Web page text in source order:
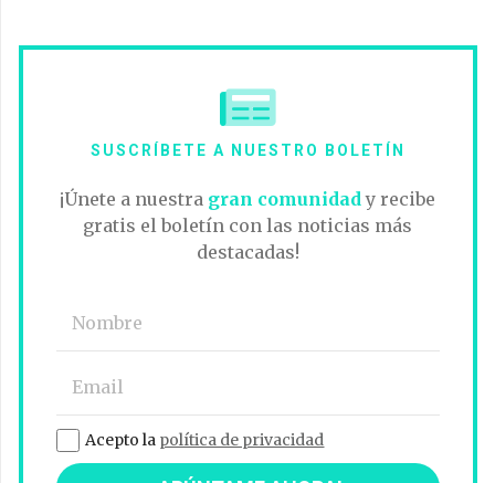
SUSCRÍBETE A NUESTRO BOLETÍN
¡Únete a nuestra gran comunidad y recibe
gratis el boletín con las noticias más
destacadas!
Acepto la política de privacidad